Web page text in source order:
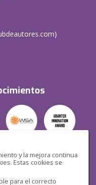
y la mejora continua
Estas cookies se
para el correcto
)